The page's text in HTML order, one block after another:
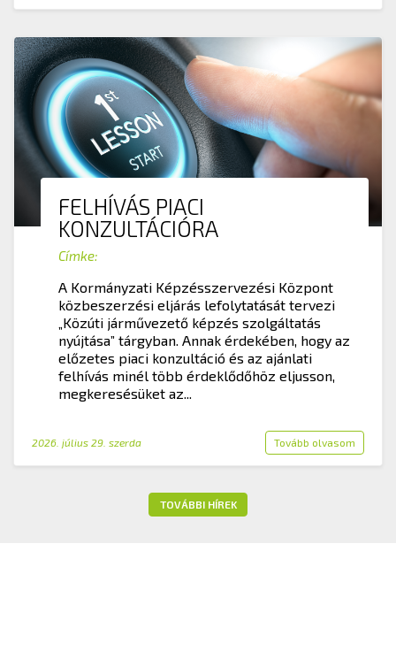
FELHÍVÁS PIACI
KONZULTÁCIÓRA
Címke:
A Kormányzati Képzésszervezési Központ
közbeszerzési eljárás lefolytatását tervezi
„Közúti járművezető képzés szolgáltatás
nyújtása” tárgyban. Annak érdekében, hogy az
előzetes piaci konzultáció és az ajánlati
felhívás minél több érdeklődőhöz eljusson,
megkeresésüket az...
2026. július 29. szerda Tovább olvasom
TOVÁBBI HÍREK